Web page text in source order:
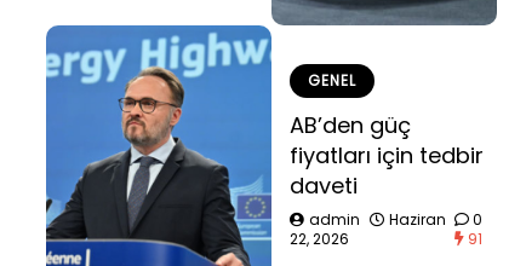
GENEL
AB’den güç
fiyatları için tedbir
daveti
admin
Haziran
22, 2026
0
91